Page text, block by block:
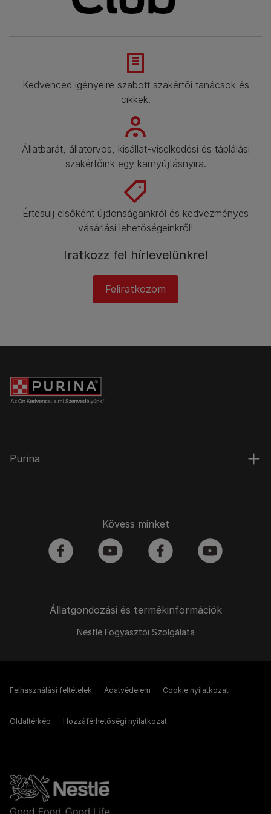
Kedvenced igényeire szabott szakértői tanácsok és
cikkek.​
Állatbarát, állatorvos, kisállat-viselkedési és táplálási
szakértőink egy karnyújtásnyira.​
Értesülj elsőként újdonságainkról és kedvezményes
vásárlási lehetőségeinkről!​
Iratkozz fel hírlevelünkre!​
Feliratkozom
Purina
Állatgondozási és termékinformációk
Nestlé Fogyasztói Szolgálata
Kövess minket
facebook youtube facebook youtube
Felhasználási feltételek Adatvédelem Cookie nyilatkozat
Oldaltérkép Hozzáférhetőségi nyilatkozat